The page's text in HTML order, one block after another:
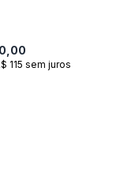
115 sem juros